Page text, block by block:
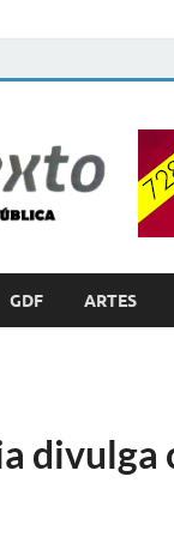
GDF ARTES